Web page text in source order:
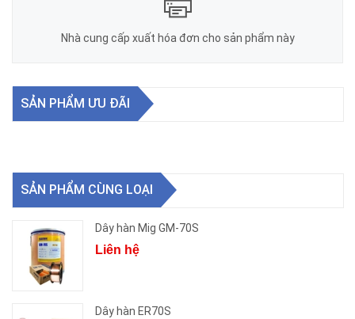
Nhà cung cấp xuất hóa đơn cho sản phẩm này
SẢN PHẨM ƯU ĐÃI
SẢN PHẨM CÙNG LOẠI
Dây hàn Mig GM-70S
Liên hệ
Dây hàn ER70S